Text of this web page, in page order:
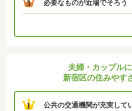
3 必要なものが近場でそろう
夫婦・カップル
新宿区の住みやす
1 公共の交通機関が充実して